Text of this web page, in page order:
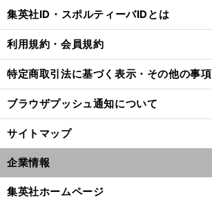
集英社ID・スポルティーバIDとは
利用規約・会員規約
特定商取引法に基づく表示・その他の事項
ブラウザプッシュ通知について
サイトマップ
企業情報
集英社ホームページ